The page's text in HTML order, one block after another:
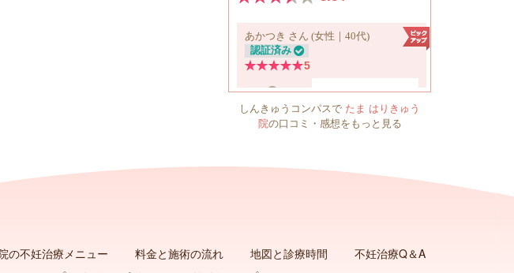
しんきゅうコンパスで たま はりきゅう
院の口コミ・感想をもっと見る
の不妊治療メニュー 料金と施術の流れ 地図と診療時間
不妊治療Q＆A